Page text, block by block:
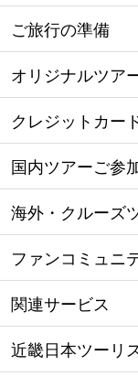
ご旅行の準備
オリジナルツア
クレジットカー
国内ツアーご参
海外・クルーズ
ファンコミュニ
関連サービス
近畿日本ツーリ